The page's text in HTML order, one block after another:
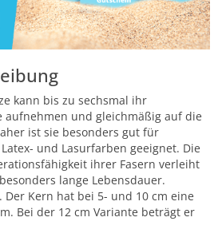
kann bis zu sechsmal ihr
aufnehmen und gleichmäßig auf die
ist sie besonders gut für
und Lasurfarben geeignet. Die
ihrer Fasern verleiht
lange Lebensdauer.
Der Kern hat bei 5- und 10 cm eine
Bei der 12 cm Variante beträgt er